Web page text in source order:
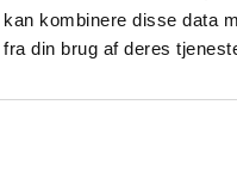
kombinere disse data
din brug af deres
Development in